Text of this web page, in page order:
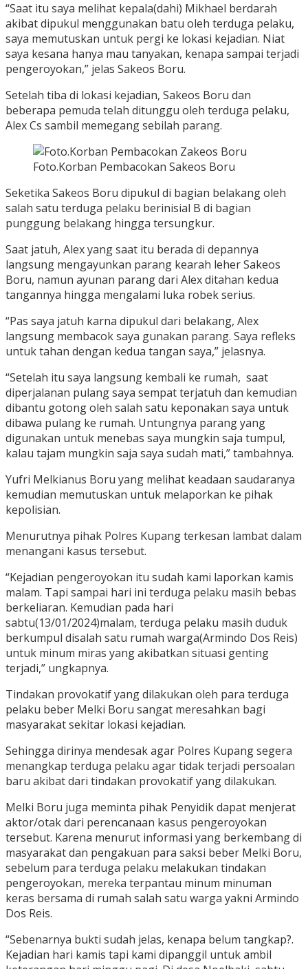
“Saat itu saya melihat kepala(dahi) Mikhael berdarah
akibat dipukul menggunakan batu oleh terduga pelaku,
saya memutuskan untuk pergi ke lokasi kejadian. Niat
saya kesana hanya mau tanyakan, kenapa sampai terjadi
pengeroyokan,” jelas Sakeos Boru.
Setelah tiba di lokasi kejadian, Sakeos Boru dan
beberapa pemuda telah ditunggu oleh terduga pelaku,
Alex Cs sambil memegang sebilah parang.
Foto.Korban Pembacokan Sakeos Boru
Seketika Sakeos Boru dipukul di bagian belakang oleh
salah satu terduga pelaku berinisial B di bagian
punggung belakang hingga tersungkur.
Saat jatuh, Alex yang saat itu berada di depannya
langsung mengayunkan parang kearah leher Sakeos
Boru, namun ayunan parang dari Alex ditahan kedua
tangannya hingga mengalami luka robek serius.
“Pas saya jatuh karna dipukul dari belakang, Alex
langsung membacok saya gunakan parang. Saya refleks
untuk tahan dengan kedua tangan saya,” jelasnya.
“Setelah itu saya langsung kembali ke rumah, saat
diperjalanan pulang saya sempat terjatuh dan kemudian
dibantu gotong oleh salah satu keponakan saya untuk
dibawa pulang ke rumah. Untungnya parang yang
digunakan untuk menebas saya mungkin saja tumpul,
kalau tajam mungkin saja saya sudah mati,” tambahnya.
Yufri Melkianus Boru yang melihat keadaan saudaranya
kemudian memutuskan untuk melaporkan ke pihak
kepolisian.
Menurutnya pihak Polres Kupang terkesan lambat dalam
menangani kasus tersebut.
“Kejadian pengeroyokan itu sudah kami laporkan kamis
malam. Tapi sampai hari ini terduga pelaku masih bebas
berkeliaran. Kemudian pada hari
sabtu(13/01/2024)malam, terduga pelaku masih duduk
berkumpul disalah satu rumah warga(Armindo Dos Reis)
untuk minum miras yang akibatkan situasi genting
terjadi,” ungkapnya.
Tindakan provokatif yang dilakukan oleh para terduga
pelaku beber Melki Boru sangat meresahkan bagi
masyarakat sekitar lokasi kejadian.
Sehingga dirinya mendesak agar Polres Kupang segera
menangkap terduga pelaku agar tidak terjadi persoalan
baru akibat dari tindakan provokatif yang dilakukan.
Melki Boru juga meminta pihak Penyidik dapat menjerat
aktor/otak dari perencanaan kasus pengeroyokan
tersebut. Karena menurut informasi yang berkembang di
masyarakat dan pengakuan para saksi beber Melki Boru,
sebelum para terduga pelaku melakukan tindakan
pengeroyokan, mereka terpantau minum minuman
keras bersama di rumah salah satu warga yakni Armindo
Dos Reis.
“Sebenarnya bukti sudah jelas, kenapa belum tangkap?.
Kejadian hari kamis tapi kami dipanggil untuk ambil